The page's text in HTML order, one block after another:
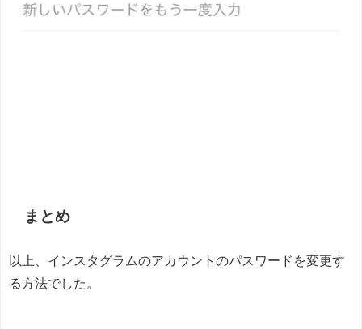
まとめ
以上、インスタグラムのアカウントのパスワードを変更す
る方法でした。